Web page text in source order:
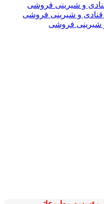
و شیرینی فروشی
قنادی و شیرینی فروشی
شیرینی فروشی